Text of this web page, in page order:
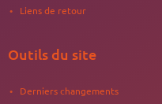
hébergée sur
Blu-ray protégés par AACS
Liens de retour
Outils du site
Derniers changements